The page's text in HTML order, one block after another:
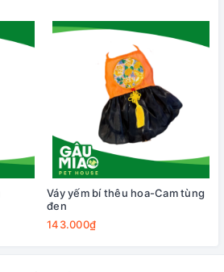
Váy yếm bí thêu hoa-Cam tùng
đen
143.000₫